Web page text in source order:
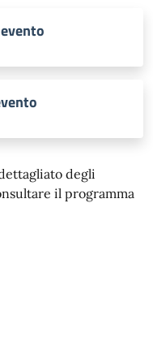
degli
il programma